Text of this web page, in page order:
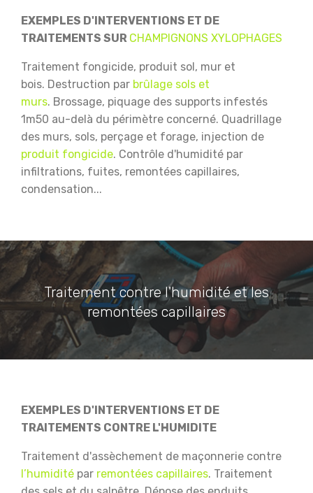
EXEMPLES D'INTERVENTIONS ET DE
TRAITEMENTS SUR CHAMPIGNONS XYLOPHAGES
Traitement fongicide, produit sol, mur et
bois. Destruction par brûlage sols et
murs. Brossage, piquage des supports infestés
1m50 au-delà du périmètre concerné. Quadrillage
des murs, sols, perçage et forage, injection de
produit fongicide. Contrôle d'humidité par
infiltrations, fuites, remontées capillaires,
condensation...
Traitement contre l'humidité et les
remontées capillaires
EXEMPLES D'INTERVENTIONS ET DE
TRAITEMENTS CONTRE L'HUMIDITE
Traitement d'assèchement de maçonnerie contre
l’humidité par remontées capillaires. Traitement